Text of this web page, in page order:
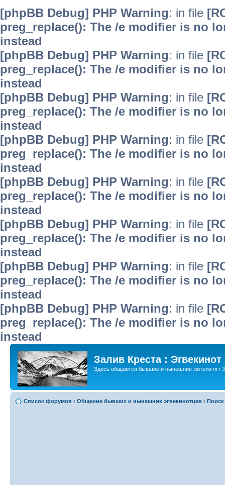
[phpBB Debug] PHP Warning: in file
preg_replace(): The /e modifier is no
instead
[phpBB Debug] PHP Warning: in file
preg_replace(): The /e modifier is no
instead
[phpBB Debug] PHP Warning: in file
preg_replace(): The /e modifier is no
instead
[phpBB Debug] PHP Warning: in file
preg_replace(): The /e modifier is no
instead
[phpBB Debug] PHP Warning: in file
preg_replace(): The /e modifier is no
instead
[phpBB Debug] PHP Warning: in file
preg_replace(): The /e modifier is no
instead
[phpBB Debug] PHP Warning: in file
preg_replace(): The /e modifier is no
instead
[phpBB Debug] PHP Warning: in file
preg_replace(): The /e modifier is no
instead
Залив Креста : Эгвекинот
Здесь общаются бывшие и нынешние жители пгт
Список форумов ‹ Общение бывших и нынешних эгвекинотцев ‹ Поиск